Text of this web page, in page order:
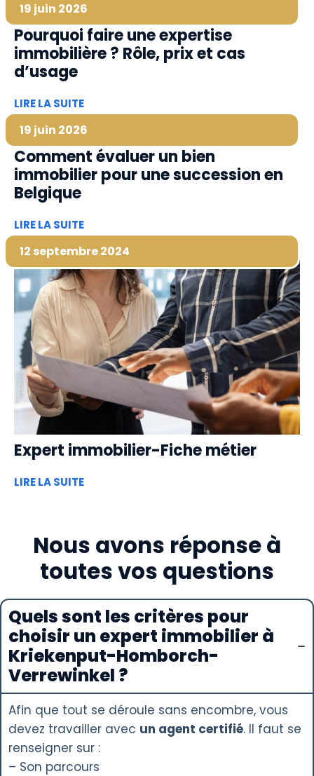
19 juin 2026
Pourquoi faire une expertise
immobilière ? Rôle, prix et cas
d’usage
LIRE LA SUITE
19 juin 2026
Comment évaluer un bien
immobilier pour une succession en
Belgique
LIRE LA SUITE
12 septembre 2024
Expert immobilier-Fiche métier
LIRE LA SUITE
Nous avons réponse à
toutes vos questions
Quels sont les critères pour
choisir un expert immobilier à
Kriekenput-Homborch-
Verrewinkel ?
Afin que tout se déroule sans encombre, vous
devez travailler avec un agent certifié. Il faut se
renseigner sur :
– Son parcours